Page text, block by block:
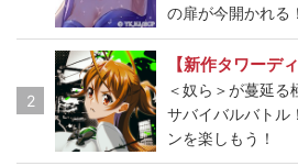
の扉が今開かれる！
2
【新作タワーデ
＜奴ら＞が蔓延る
サバイバルバトル
ンを楽しもう！